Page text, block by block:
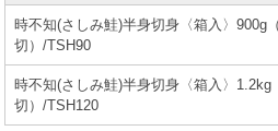
時不知(さしみ鮭)半身切身〈箱入〉900g
切）/TSH90
時不知(さしみ鮭)半身切身〈箱入〉1.2kg
切）/TSH120